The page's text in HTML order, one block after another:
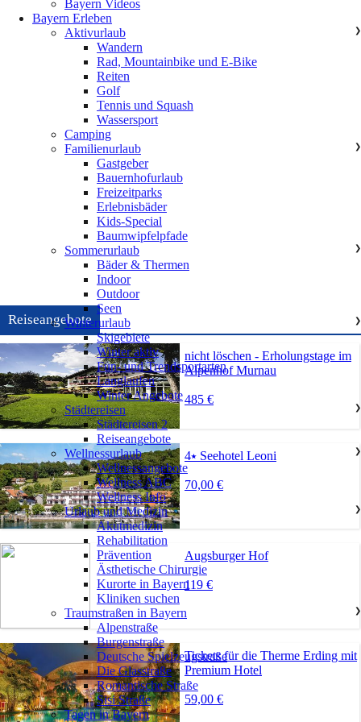
Reiseangebote
nicht löschen - Erholungstage im
Alpenhof Murnau
485 €
4⭑ Seehotel Leoni
70,00 €
Augsburger Hof
119 €
Tickets für die Therme Erding mit
Premium Hotel
59,00 €
Bayern Videos
Bayern Erleben
Aktivurlaub
❯
Wandern
Rad, Mountainbike und E-Bike
Reiten
Golf
Tennis und Squash
Wassersport
Camping
Familienurlaub
❯
Gastgeber
Bauernhofurlaub
Freizeitparks
Erlebnisbäder
Kids-Special
Baumwipfelpfade
Sommerurlaub
❯
Bäder & Thermen
Indoor
Outdoor
Seen
Winterurlaub
❯
Skigebiete
Winter aktiv
Fun- und Trendsportarten
Langlaufen
Winter Angebote
Städtereisen
❯
Städtereisen 2
Reiseangebote
Wellnessurlaub
❯
Wellnessangebote
Wellness ABC
Wellness Info
Urlaub und Medizin
❯
Akutmedizin
Rehabilitation
Prävention
Ästhetische Chirurgie
Kurorte in Bayern
Kliniken suchen
Traumstraßen in Bayern
❯
Alpenstraße
Burgenstraße
Deutsche Spielzeugstraße
Die Glasstraße
Romantische Straße
Sisi Straße
Tagen in Bayern